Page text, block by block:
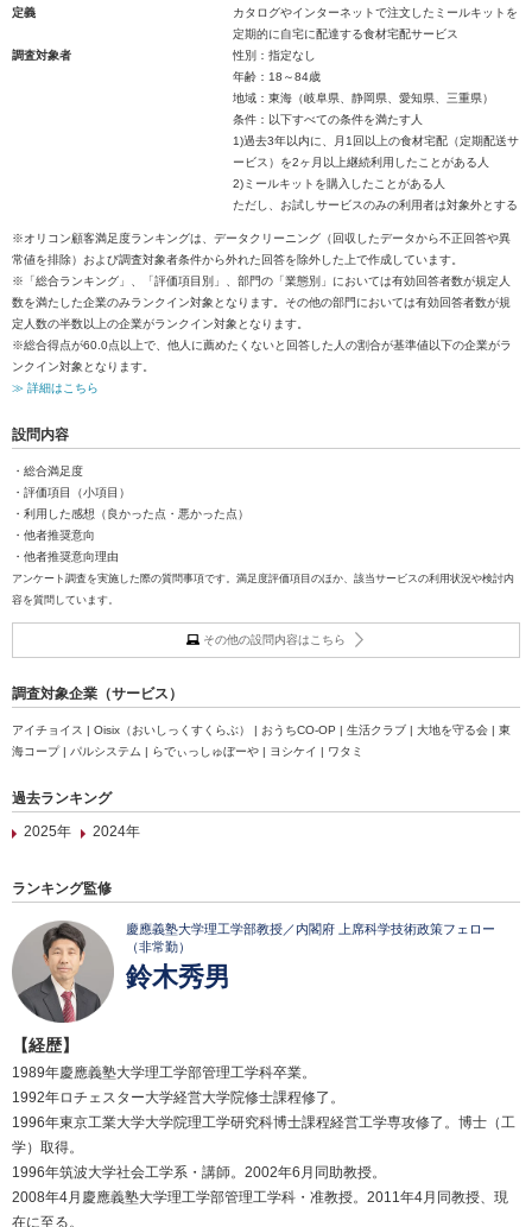
定義
カタログやインターネットで注文したミールキットを
定期的に自宅に配達する食材宅配サービス
調査対象者
性別：指定なし
年齢：18～84歳
地域：東海（岐阜県、静岡県、愛知県、三重県）
条件：以下すべての条件を満たす人
1)過去3年以内に、月1回以上の食材宅配（定期配送サ
ービス）を2ヶ月以上継続利用したことがある人
2)ミールキットを購入したことがある人
ただし、お試しサービスのみの利用者は対象外とする
※オリコン顧客満足度ランキングは、データクリーニング（回収したデータから不正回答や異
常値を排除）および調査対象者条件から外れた回答を除外した上で作成しています。
※「総合ランキング」、「評価項目別」、部門の「業態別」においては有効回答者数が規定人
数を満たした企業のみランクイン対象となります。その他の部門においては有効回答者数が規
定人数の半数以上の企業がランクイン対象となります。
※総合得点が60.0点以上で、他人に薦めたくないと回答した人の割合が基準値以下の企業がラ
ンクイン対象となります。
≫ 詳細はこちら
設問内容
・総合満足度
・評価項目（小項目）
・利用した感想（良かった点・悪かった点）
・他者推奨意向
・他者推奨意向理由
アンケート調査を実施した際の質問事項です。満足度評価項目のほか、該当サービスの利用状況や検討内
容を質問しています。
その他の設問内容はこちら
調査対象企業（サービス）
アイチョイス | Oisix（おいしっくすくらぶ） | おうちCO-OP | 生活クラブ | 大地を守る会 | 東
海コープ | パルシステム | らでぃっしゅぼーや | ヨシケイ | ワタミ
過去ランキング
2025年
2024年
ランキング監修
慶應義塾大学理工学部教授／内閣府 上席科学技術政策フェロー
（非常勤）
鈴木秀男
【経歴】
1989年慶應義塾大学理工学部管理工学科卒業。
1992年ロチェスター大学経営大学院修士課程修了。
1996年東京工業大学大学院理工学研究科博士課程経営工学専攻修了。博士（工
学）取得。
1996年筑波大学社会工学系・講師。2002年6月同助教授。
2008年4月慶應義塾大学理工学部管理工学科・准教授。2011年4月同教授、現
在に至る。